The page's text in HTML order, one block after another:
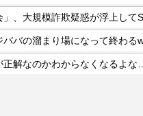
、大規模詐欺疑惑が浮上して
ババの溜まり場になって終わる
正解なのかわからなくなるよ